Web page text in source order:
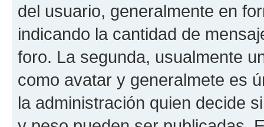
del usuario, generalmente en
indicando la cantidad de
foro. La segunda, usualmente
como avatar y generalmete es
la administración quien decide